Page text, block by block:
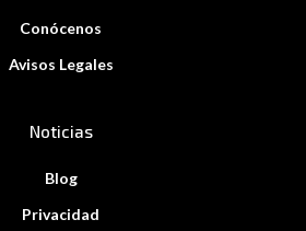
Conócenos
Avisos Legales
Noticias
Blog
Privacidad